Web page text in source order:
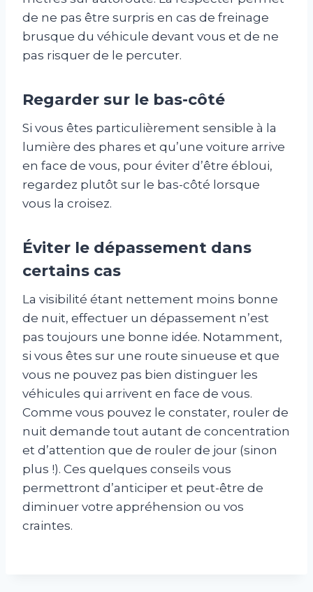
de ne pas être surpris en cas de freinage
brusque du véhicule devant vous et de ne
pas risquer de le percuter.
Regarder sur le bas-côté
Si vous êtes particulièrement sensible à la
lumière des phares et qu’une voiture arrive
en face de vous, pour éviter d’être ébloui,
regardez plutôt sur le bas-côté lorsque
vous la croisez.
Éviter le dépassement dans
certains cas
La visibilité étant nettement moins bonne
de nuit, effectuer un dépassement n’est
pas toujours une bonne idée. Notamment,
si vous êtes sur une route sinueuse et que
vous ne pouvez pas bien distinguer les
véhicules qui arrivent en face de vous.
Comme vous pouvez le constater, rouler de
nuit demande tout autant de concentration
et d’attention que de rouler de jour (sinon
plus !). Ces quelques conseils vous
permettront d’anticiper et peut-être de
diminuer votre appréhension ou vos
craintes.